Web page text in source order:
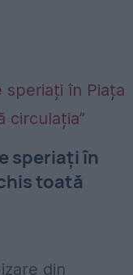
speriați în
toată
din